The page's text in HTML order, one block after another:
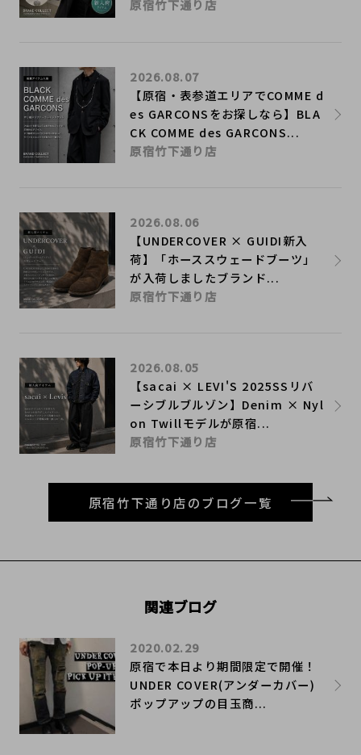
原宿竹下通り店
【原宿・表参道エリアでCOMME d
es GARCONSをお探しなら】BLA
CK COMME des GARCONS...
2026.08.07
原宿竹下通り店
【UNDERCOVER × GUIDI新入
荷】「ホーススウェードブーツ」
が入荷しましたブランド...
2026.08.06
原宿竹下通り店
【sacai × LEVI'S 2025SSリバ
ーシブルブルゾン】Denim × Nyl
on Twillモデルが原宿...
2026.08.05
原宿竹下通り店
原宿竹下通り店のブログ一覧
関連ブログ
原宿で本日より期間限定で開催！
UNDER COVER(アンダーカバー)
ポップアップの目玉商...
2020.02.29